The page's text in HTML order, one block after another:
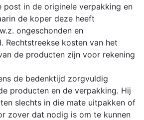
post in de originele verpakking en
de koper deze heeft
ongeschonden en
Rechtstreekse kosten van het
de producten zijn voor rekening
de bedenktijd zorgvuldig
producten en de verpakking. Hij
slechts in die mate uitpakken of
zover dat nodig is om te kunnen